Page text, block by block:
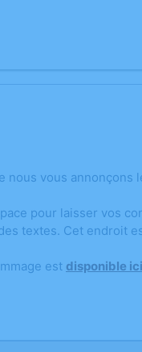
nous vous
pour laisser vos
textes. Cet endroit
est disponible ici